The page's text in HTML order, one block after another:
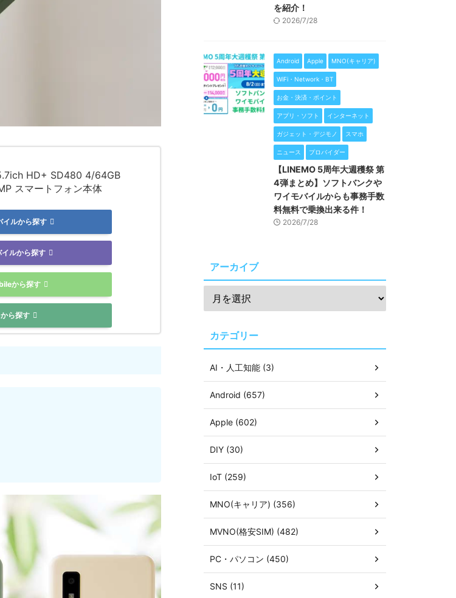
HD+ SD480 4/64GB
スマートフォン本体
イルから探す
ルから探す
から探す
ら探す
を紹介！
2026/7/28
Android Apple MNO(キャリア)
WiFi・Network・BT
お金・決済・ポイント
アプリ・ソフト インターネット
ガジェット・デジモノ スマホ
ニュース プロバイダー
【LINEMO 5周年大週穫祭 第
4弾まとめ】ソフトバンクや
ワイモバイルからも事務手数
料無料で乗換出来る件！
2026/7/28
アーカイブ
カテゴリー
AI・人工知能 (3)
Android (657)
Apple (602)
DIY (30)
IoT (259)
MNO(キャリア) (356)
MVNO(格安SIM) (482)
PC・パソコン (450)
SNS (11)